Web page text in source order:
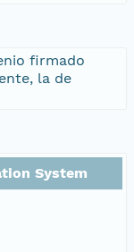
firmado
la de
System